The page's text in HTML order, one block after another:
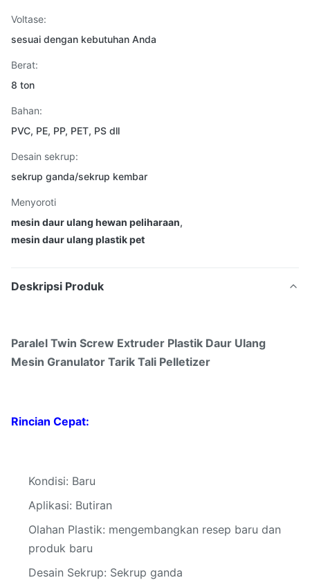
Voltase:
sesuai dengan kebutuhan Anda
Berat:
8 ton
Bahan:
PVC, PE, PP, PET, PS dll
Desain sekrup:
sekrup ganda/sekrup kembar
Menyoroti
mesin daur ulang hewan peliharaan,
mesin daur ulang plastik pet
Deskripsi Produk
Paralel Twin Screw Extruder Plastik Daur Ulang
Mesin Granulator Tarik Tali Pelletizer
Rincian Cepat:
Kondisi: Baru
Aplikasi: Butiran
Olahan Plastik: mengembangkan resep baru dan
produk baru
Desain Sekrup: Sekrup ganda